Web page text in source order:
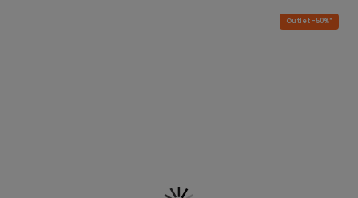
Outlet -50%*